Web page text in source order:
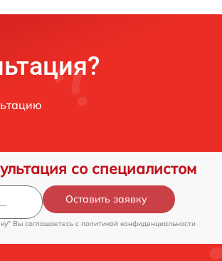
со специалистом
Оставить заявку
Вы соглашаетесь c политикой конфиденциальности